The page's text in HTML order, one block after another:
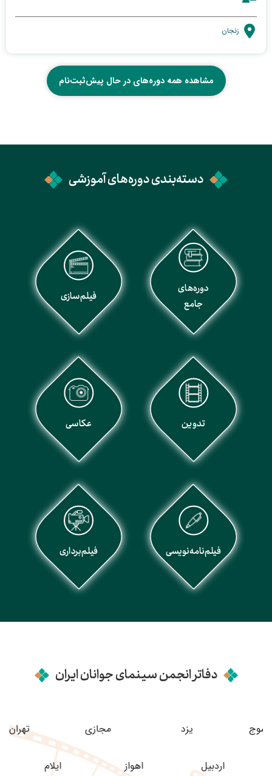
زنجان
مشاهده همه دوره‌های در حال پیش‌ثبت‌نام
دسته‌بندی دوره‌های آموزشی
دوره‌های
جامع
فیلم‌سازی
تدوین عکاسی
فیلم‌نامه‌نویسی فیلم‌برداری
دفاتر انجمن سینمای جوانان ایران
یاسوج مجازی
اردبیل